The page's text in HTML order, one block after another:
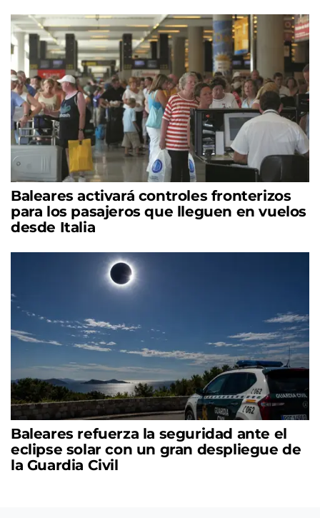
Baleares activará controles fronterizos
para los pasajeros que lleguen en vuelos
desde Italia
Baleares refuerza la seguridad ante el
eclipse solar con un gran despliegue de
la Guardia Civil